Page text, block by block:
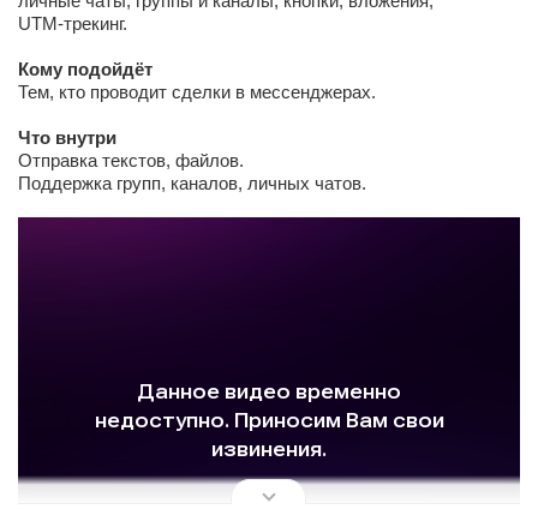
UTM‑трекинг.
Кому подойдёт
Тем, кто проводит сделки в мессенджерах.
Что внутри
Отправка текстов, файлов.
Поддержка групп, каналов, личных чатов.